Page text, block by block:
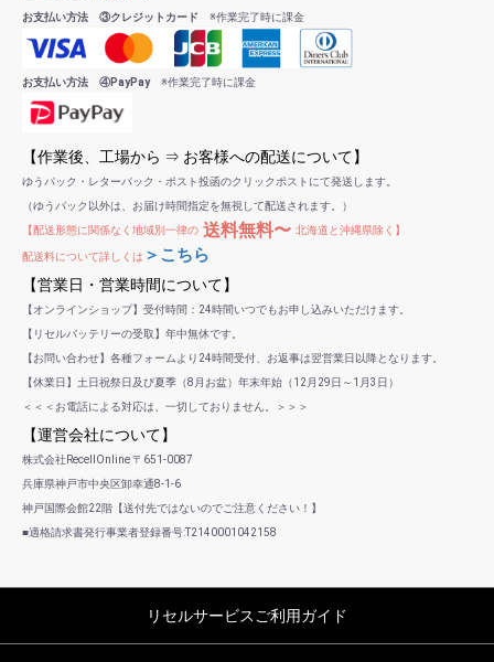
お支払い方法 ③クレジットカード ※作業完了時に課金
お支払い方法 ④PayPay※作業完了時に課金
【作業後、工場から ⇒ お客様への配送について】
ゆうパック・レターパック・ポスト投函のクリックポストにて発送します。
（ゆうパック以外は、お届け時間指定を無視して配送されます。）
【配送形態に関係なく地域別一律の 送料無料〜 北海道と沖縄県除く】
配送料について詳しくは ＞こちら
【営業日・営業時間について】
【オンラインショップ】受付時間：24時間いつでもお申し込みいただけます。
【リセルバッテリーの受取】年中無休です。
【お問い合わせ】各種フォームより24時間受付、お返事は翌営業日以降となります。
【休業日】土日祝祭日及び夏季（8月お盆）年末年始（12月29日～1月3日）
＜＜＜お電話による対応は、一切しておりません。＞＞＞
【運営会社について】
株式会社RecellOnline 〒651-0087
兵庫県神戸市中央区卸幸通8-1-6
神戸国際会館22階【送付先ではないのでご注意ください！】
■適格請求書発行事業者登録番号:T2140001042158
リセルサービスご利用ガイド